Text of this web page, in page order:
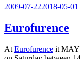
Veröffentlicht
2009-07-222018-05-01
Eurofurence
At Eurofurence it MAY